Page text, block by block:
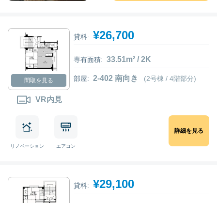
間取を見る
VR内見
貸料: ¥26,700
専有面積: 33.51m² / 2K
部屋: 2-402 南向き (2号棟 / 4階部分)
リノベーション エアコン
詳細を見る
貸料: ¥29,100